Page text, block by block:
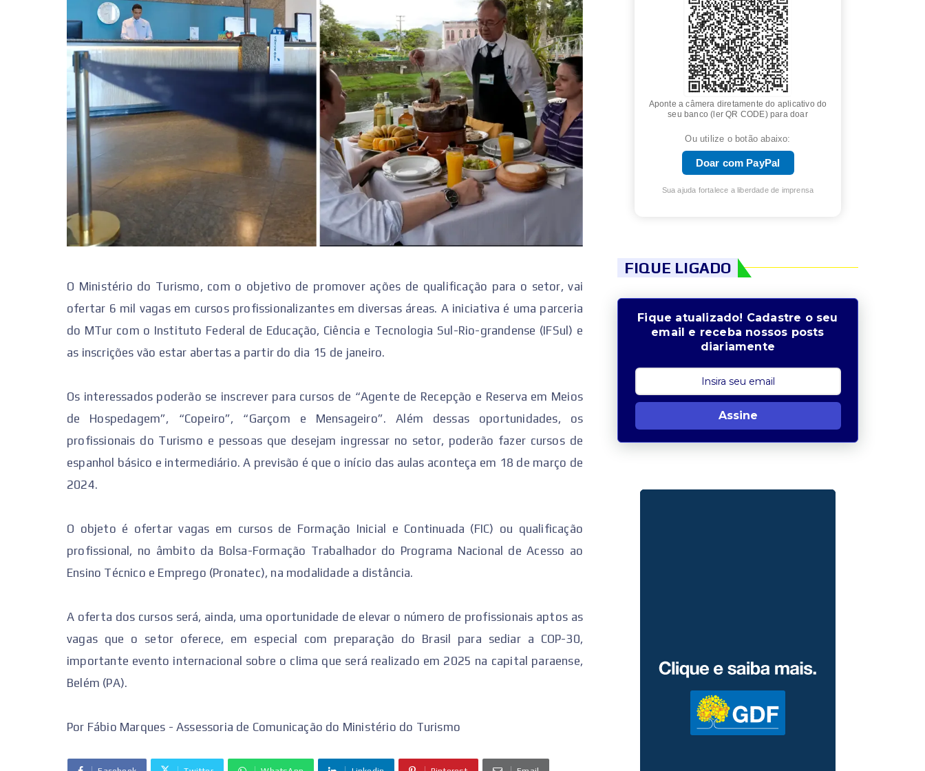
O Ministério do Turismo, com o objetivo de promover ações de qualificação para o setor, vai
ofertar 6 mil vagas em cursos profissionalizantes em diversas áreas. A iniciativa é uma parceria
do MTur com o Instituto Federal de Educação, Ciência e Tecnologia Sul-Rio-grandense (IFSul) e
as inscrições vão estar abertas a partir do dia 15 de janeiro.
Os interessados poderão se inscrever para cursos de “Agente de Recepção e Reserva em Meios
de Hospedagem”, “Copeiro”, “Garçom e Mensageiro”. Além dessas oportunidades, os
profissionais do Turismo e pessoas que desejam ingressar no setor, poderão fazer cursos de
espanhol básico e intermediário. A previsão é que o início das aulas aconteça em 18 de março de
2024.
O objeto é ofertar vagas em cursos de Formação Inicial e Continuada (FIC) ou qualificação
profissional, no âmbito da Bolsa-Formação Trabalhador do Programa Nacional de Acesso ao
Ensino Técnico e Emprego (Pronatec), na modalidade a distância.
A oferta dos cursos será, ainda, uma oportunidade de elevar o número de profissionais aptos as
vagas que o setor oferece, em especial com preparação do Brasil para sediar a COP-30,
importante evento internacional sobre o clima que será realizado em 2025 na capital paraense,
Belém (PA).
Por Fábio Marques - Assessoria de Comunicação do Ministério do Turismo
Aponte a câmera diretamente do aplicativo do
seu banco (ler QR CODE) para doar
Ou utilize o botão abaixo:
Doar com PayPal
Sua ajuda fortalece a liberdade de imprensa
FIQUE LIGADO
Fique atualizado! Cadastre o seu
email e receba nossos posts
diariamente
Assine